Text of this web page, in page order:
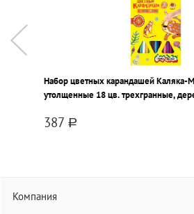
Набор цветных карандашей
утолщенные 18 цв. трехгранные,
387 a
Компания